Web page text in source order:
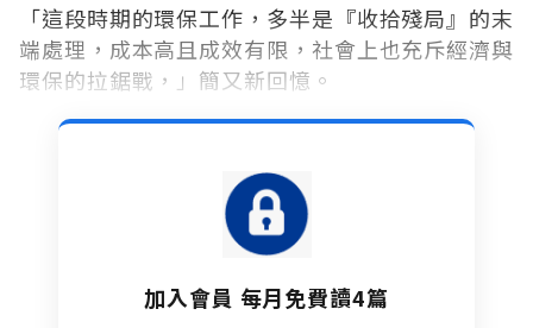
「這段時期的環保工作，多半是『收拾殘局』的末
端處理，成本高且成效有限，社會上也充斥經濟與
環保的拉鋸戰，」簡又新回憶。
加入會員 每月免費讀4篇